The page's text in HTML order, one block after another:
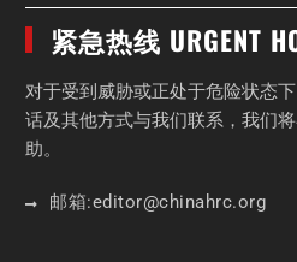
紧急热线 URGENT
对于受到威胁或正处于危险状态
话及其他方式与我们联系，我们
助。
邮箱:editor@chinahrc.org